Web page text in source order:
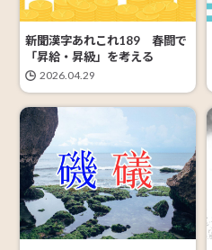
新聞漢字あれこれ189 春闘で
「昇給・昇級」を考える
2026.04.29